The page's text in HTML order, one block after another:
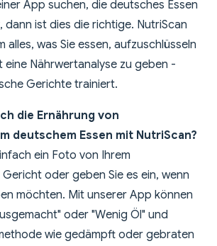
App suchen, die deutsches Essen
, dann ist dies die richtige. NutriScan
alles, was Sie essen, aufzuschlüsseln
Nährwertanalyse zu geben -
Gerichte trainiert.
die Ernährung von
deutschem Essen mit NutriScan?
ein Foto von Ihrem
oder geben Sie es ein, wenn
möchten. Mit unserer App können
oder "Wenig Öl" und
wie gedämpft oder gebraten